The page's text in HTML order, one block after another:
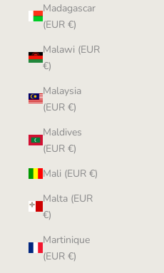
Madagascar
(EUR €)
Malawi (EUR
€)
Malaysia
(EUR €)
Maldives
(EUR €)
Mali (EUR €)
Malta (EUR
€)
Martinique
(EUR €)